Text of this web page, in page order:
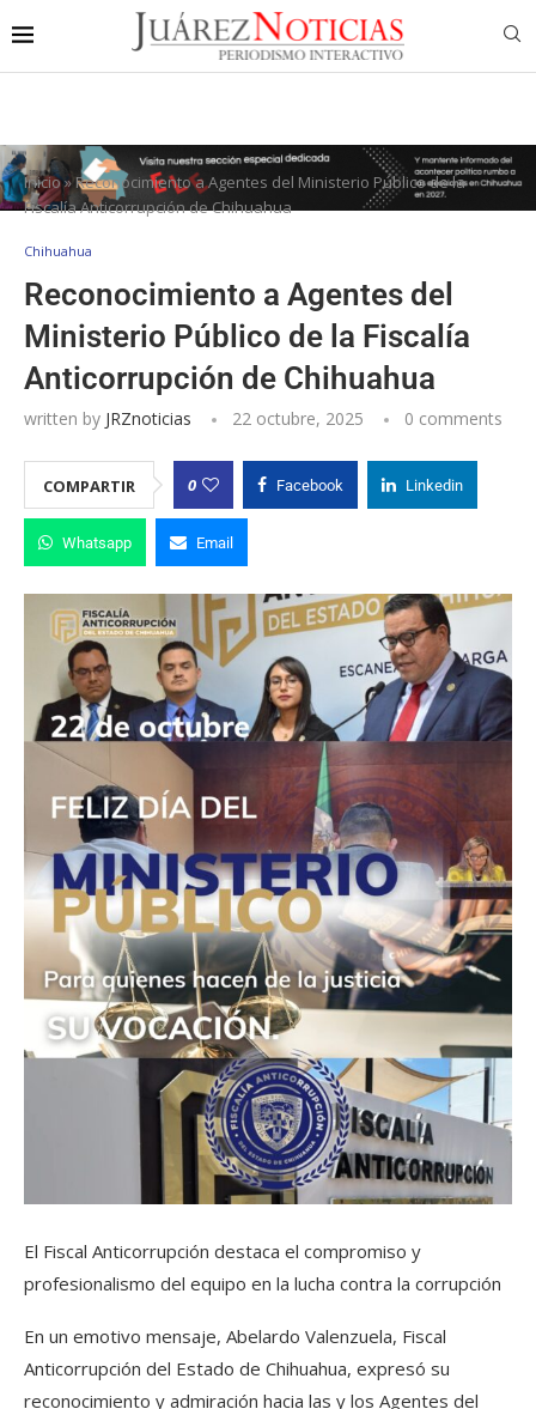
Inicio»Reconocimiento a Agentes del Ministerio Público de la
Fiscalía Anticorrupción de Chihuahua
Chihuahua
Reconocimiento a Agentes del
Ministerio Público de la Fiscalía
Anticorrupción de Chihuahua
written by JRZnoticias 22 octubre, 2025 0 comments
COMPARTIR 0 Facebook Linkedin
Whatsapp Email
El Fiscal Anticorrupción destaca el compromiso y
profesionalismo del equipo en la lucha contra la corrupción
En un emotivo mensaje, Abelardo Valenzuela, Fiscal
Anticorrupción del Estado de Chihuahua, expresó su
reconocimiento y admiración hacia las y los Agentes del